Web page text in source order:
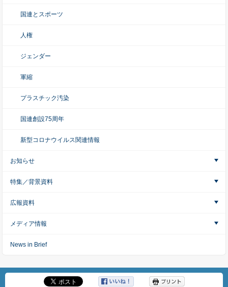
国連とスポーツ
人権
ジェンダー
軍縮
プラスチック汚染
国連創設75周年
新型コロナウイルス関連情報
お知らせ
特集／背景資料
広報資料
メディア情報
News in Brief